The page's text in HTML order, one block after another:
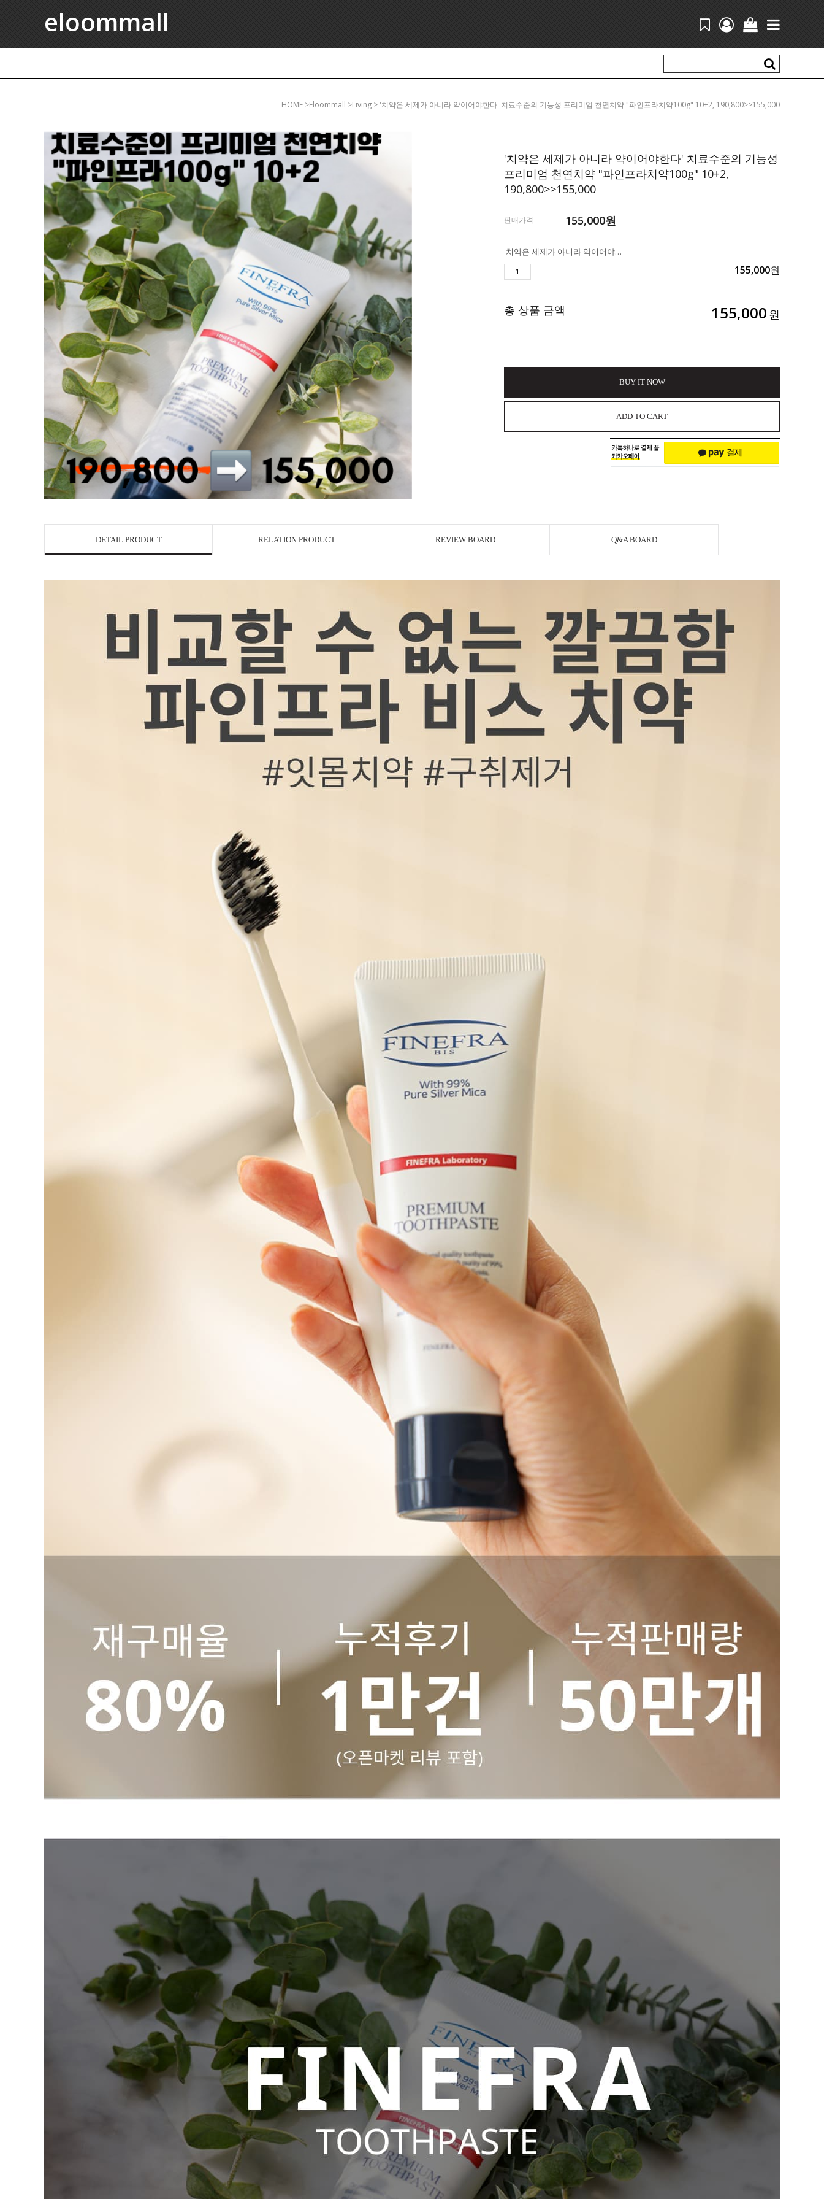
eloommall
HOME >eloommall >living > '치약은 세제가 아니라 약이어야한다' 치료수준의 기능성 프리미엄 천연치약 "파인프라치약100g" 10+2, 190,800>>155,000
'치약은 세제가 아니라 약이어야한다' 치료수준의 기능성
프리미엄 천연치약 "파인프라치약100g" 10+2,
190,800>>155,000
판매가격 155,000원
'치약은 세제가 아니라 약이어야한다' 치료수준의 기능성 프리미엄 천연치약 "파인프라치약100g" 10+2, 190,800>>155,000
155,000원
총 상품 금액 155,000 원
BUY IT NOW
ADD TO CART
DETAIL PRODUCT RELATION PRODUCT REVIEW BOARD Q&A BOARD